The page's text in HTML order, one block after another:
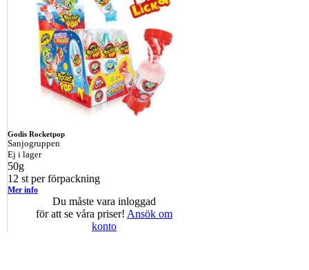
Godis Rocketpop
Sanjogruppen
Ej i lager
50g
12 st per förpackning
Mer info
Du måste vara inloggad
för att se våra priser! Ansök om
konto